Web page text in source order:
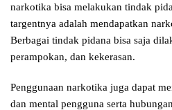
narkotika bisa melakukan tindak
targentnya adalah mendapatkan
Berbagai tindak pidana bisa saja
perampokan, dan kekerasan.
Penggunaan narkotika juga dapat
dan mental pengguna serta